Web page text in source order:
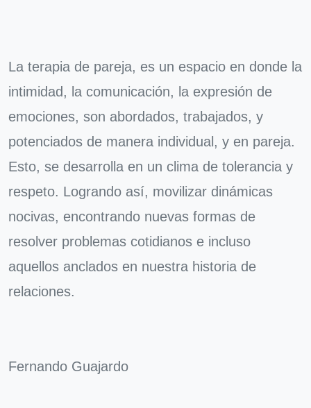
La terapia de pareja, es un espacio en donde la
intimidad, la comunicación, la expresión de
emociones, son abordados, trabajados, y
potenciados de manera individual, y en pareja.
Esto, se desarrolla en un clima de tolerancia y
respeto. Logrando así, movilizar dinámicas
nocivas, encontrando nuevas formas de
resolver problemas cotidianos e incluso
aquellos anclados en nuestra historia de
relaciones.
Fernando Guajardo